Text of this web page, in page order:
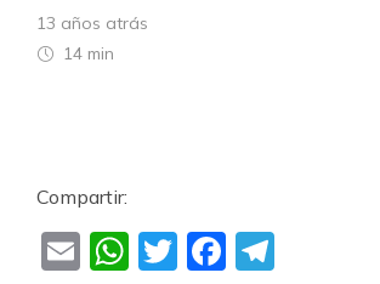
13 años atrás
14 min
Compartir:
EmailWhatsApp
TwitterFacebook